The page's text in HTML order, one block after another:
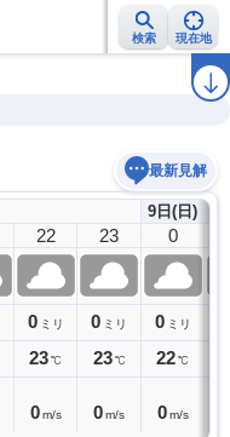
検索 現在地
ラ
最新見解
22
0 ミリ
23℃
0 m/s
23
0 ミリ
23 ℃
0m/s
9日(日)
0
0 ミリ
22℃
0 m/s